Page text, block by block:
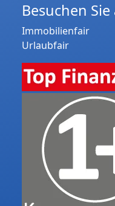
Besuchen Sie
Immobilienfair
Urlaubfair